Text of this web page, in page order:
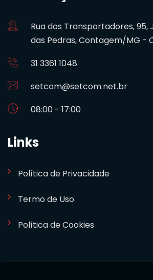
Rua dos Transportadores, 95,
das Pedras, Contagem/MG -
31 3361 1048
setcom@setcom.net.br
08:00 - 17:00
Links
Política de Privacidade
Termo de Uso
Política de Cookies